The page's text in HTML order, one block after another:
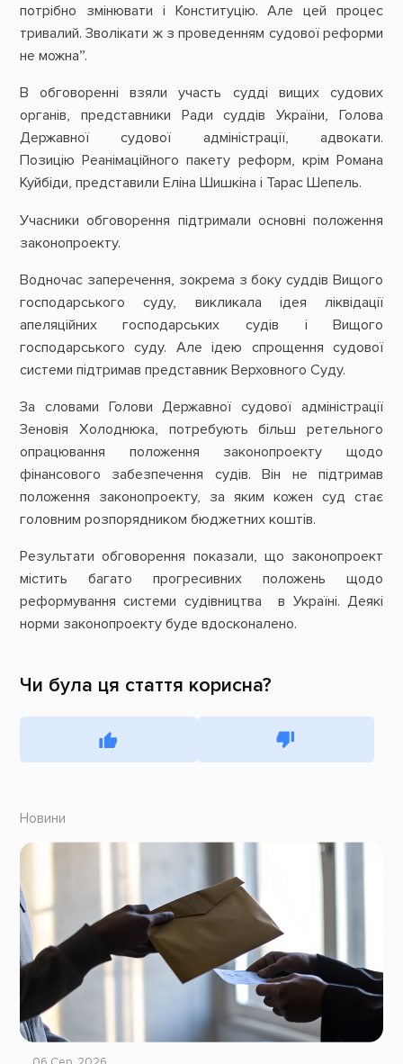
потрібно змінювати і Конституцію. Але цей процес
тривалий. Зволікати ж з проведенням судової реформи
не можна”.
В обговоренні взяли участь судді вищих судових
органів, представники Ради суддів України, Голова
Державної судової адміністрації, адвокати.
Позицію Реанімаційного пакету реформ, крім Романа
Куйбіди, представили Еліна Шишкіна і Тарас Шепель.
Учасники обговорення підтримали основні положення
законопроекту.
Водночас заперечення, зокрема з боку суддів Вищого
господарського суду, викликала ідея ліквідації
апеляційних господарських судів і Вищого
господарського суду. Але ідею спрощення судової
системи підтримав представник Верховного Суду.
За словами Голови Державної судової адміністрації
Зеновія Холоднюка, потребують більш ретельного
опрацювання положення законопроекту щодо
фінансового забезпечення судів. Він не підтримав
положення законопроекту, за яким кожен суд стає
головним розпорядником бюджетних коштів.
Результати обговорення показали, що законопроект
містить багато прогресивних положень щодо
реформування системи судівництва в Україні. Деякі
норми законопроекту буде вдосконалено.
Чи була ця стаття корисна?
Новини